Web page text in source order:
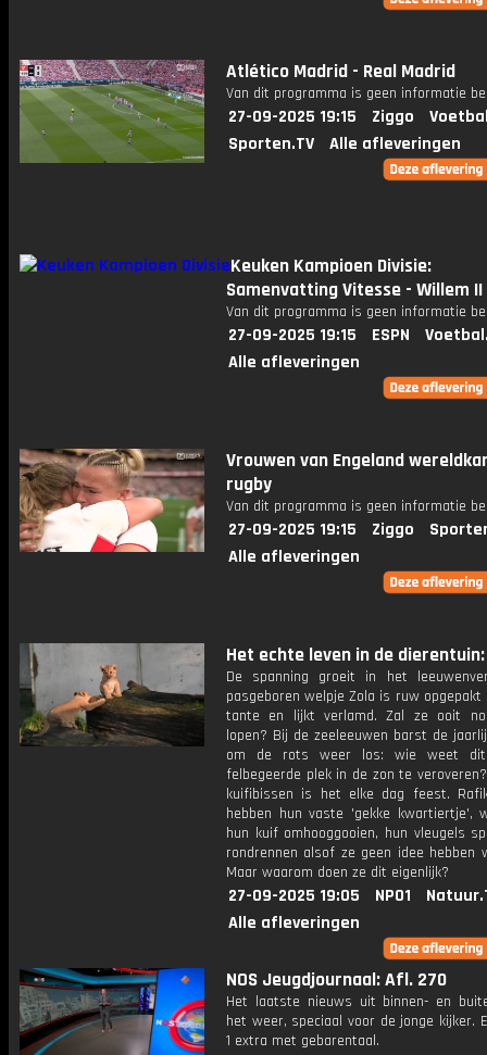
Atlético Madrid - Real Madrid
Van dit programma is geen informatie
27-09-2025 19:15 Ziggo
Sporten.TV
Alle afleveringen
Keuken Kampioen Divisie:
Samenvatting Vitesse - Willem II
Van dit programma is geen informatie
27-09-2025 19:15 ESPN
Alle afleveringen
Vrouwen van Engeland
rugby
Van dit programma is geen informatie
27-09-2025 19:15 Ziggo
Alle afleveringen
Het echte leven in de
De spanning groeit in het
pasgeboren welpje Zola is ruw opgepakt
tante en lijkt verlamd. Zal ze ooit
lopen? Bij de zeeleeuwen barst de
om de rots weer los: wie weet
felbegeerde plek in de zon te
kuifibissen is het elke dag feest.
hebben hun vaste 'gekke kwartiertje',
hun kuif omhooggooien, hun vleugels
rondrennen alsof ze geen idee hebben
Maar waarom doen ze dit eigenlijk?
27-09-2025 19:05 NPO1
Alle afleveringen
NOS Jeugdjournaal: Afl. 270
Het laatste nieuws uit binnen- en
het weer, speciaal voor de jonge kijker.
1 extra met gebarentaal.